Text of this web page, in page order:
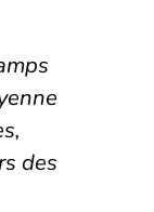
des